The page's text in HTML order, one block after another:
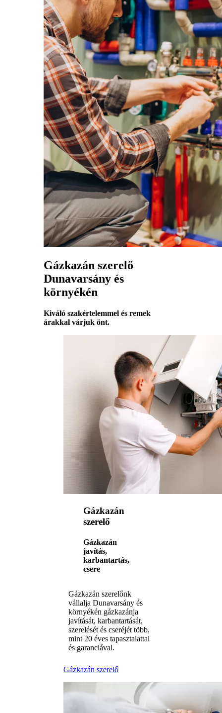
Gázkazán szerelő
Dunavarsány és
környékén
Kiváló szakértelemmel és remek
árakkal várjuk önt.
Gázkazán
szerelő
Gázkazán
javítás,
karbantartás,
csere
Gázkazán szerelőnk
vállalja Dunavarsány és
környékén gázkazánja
javítását, karbantartását,
szerelését és cseréjét több,
mint 20 éves tapasztalattal
és garanciával.
Gázkazán szerelő